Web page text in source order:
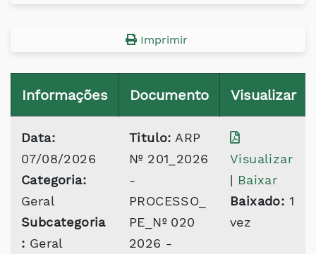
Imprimir
Informações Documento Visualizar
Data:
07/08/2026
Categoria:
Geral
Subcategoria
: Geral
Titulo: ARP
Nº 201_2026
-
PROCESSO_
PE_Nº 020
2026 -
Visualizar
| Baixar
Baixado: 1
vez